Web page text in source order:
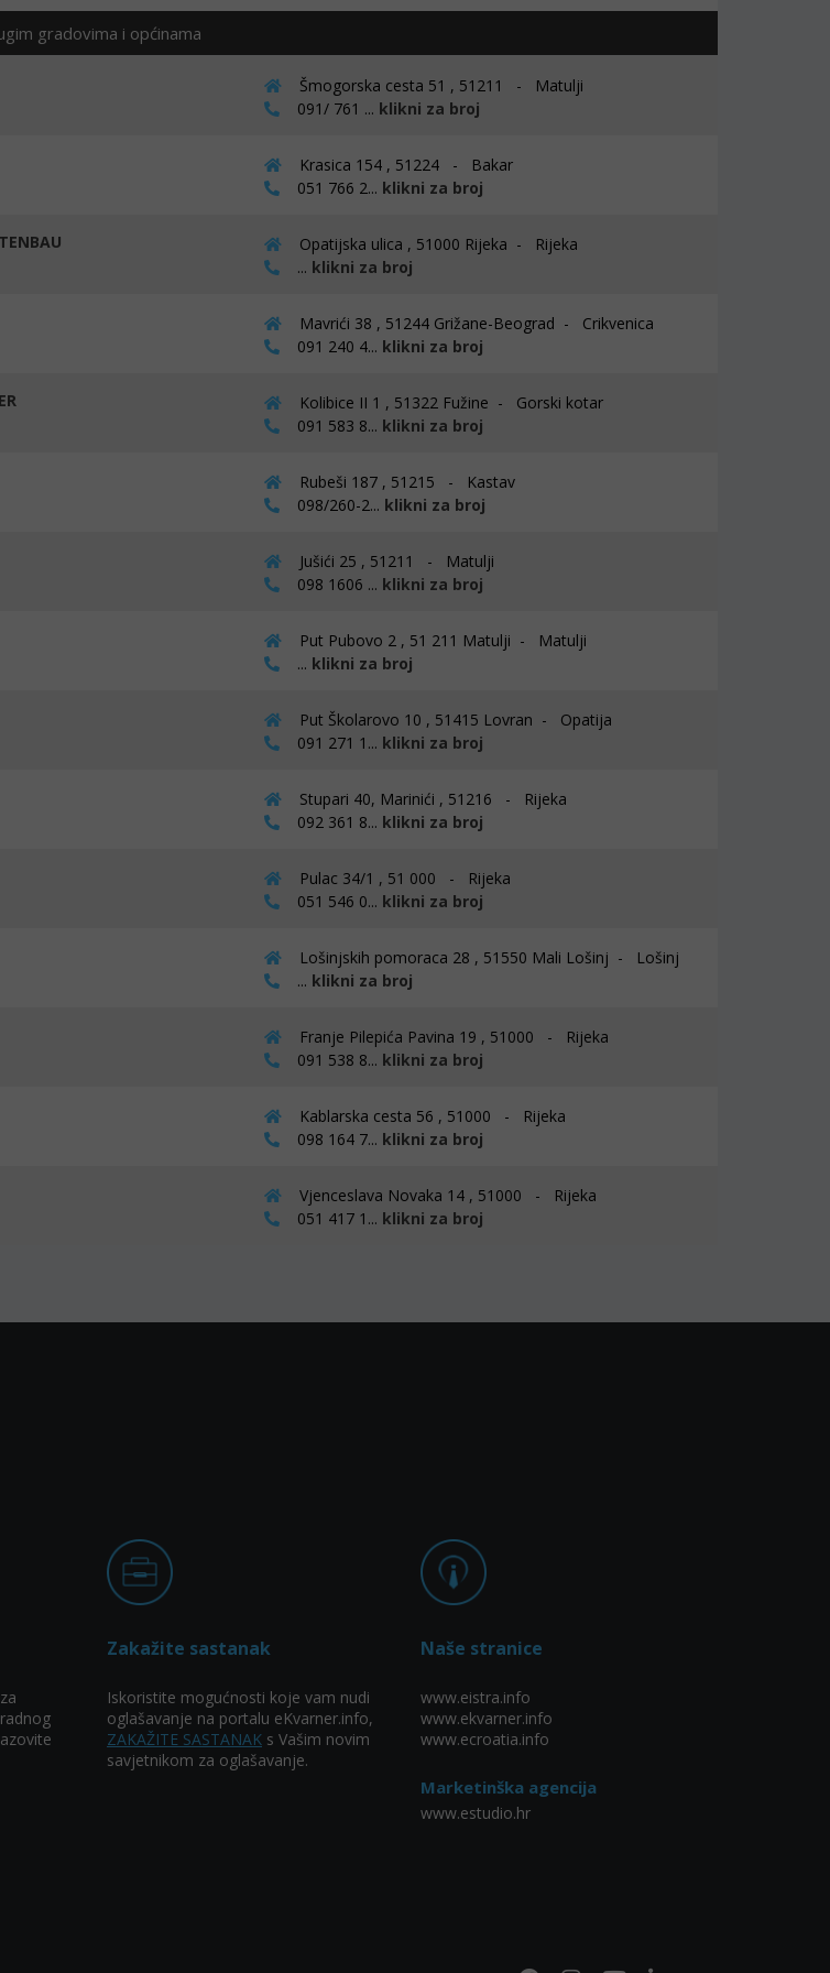
gradovima i općinama
Šmogorska cesta 51 , 51211 - Matulji
091/ 761 ... klikni za broj
Krasica 154 , 51224 - Bakar
051 766 2... klikni za broj
Opatijska ulica , 51000 Rijeka - Rijeka
... klikni za broj
Mavrići 38 , 51244 Grižane-Beograd - Crikvenica
091 240 4... klikni za broj
Kolibice II 1 , 51322 Fužine - Gorski kotar
091 583 8... klikni za broj
Rubeši 187 , 51215 - Kastav
098/260-2... klikni za broj
Jušići 25 , 51211 - Matulji
098 1606 ... klikni za broj
Put Pubovo 2 , 51 211 Matulji - Matulji
... klikni za broj
Put Školarovo 10 , 51415 Lovran - Opatija
091 271 1... klikni za broj
Stupari 40, Marinići , 51216 - Rijeka
092 361 8... klikni za broj
Pulac 34/1 , 51 000 - Rijeka
051 546 0... klikni za broj
Lošinjskih pomoraca 28 , 51550 Mali Lošinj - Lošinj
... klikni za broj
Franje Pilepića Pavina 19 , 51000 - Rijeka
091 538 8... klikni za broj
Kablarska cesta 56 , 51000 - Rijeka
098 164 7... klikni za broj
Vjenceslava Novaka 14 , 51000 - Rijeka
051 417 1... klikni za broj
Zakažite sastanak
Iskoristite mogućnosti koje vam nudi
oglašavanje na portalu eKvarner.info,
ZAKAŽITE SASTANAK s Vašim novim
savjetnikom za oglašavanje.
Naše stranice
www.eistra.info
www.ekvarner.info
www.ecroatia.info
Marketinška agencija
www.estudio.hr